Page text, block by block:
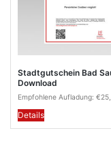
Stadtgutschein Bad
Download
Empfohlene Aufladung: €
Details